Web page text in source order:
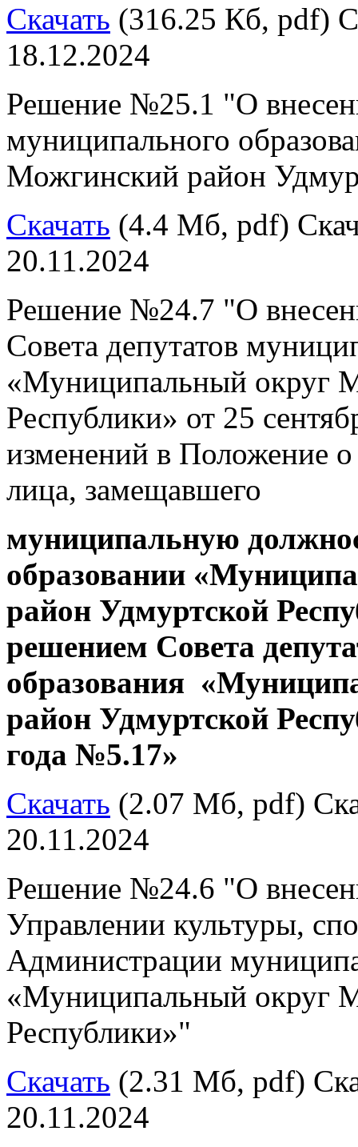
Скачать (316.25 Кб, pdf)
18.12.2024
Решение №25.1 "О
муниципального
Можгинский район
Скачать (4.4 Мб, pdf)
20.11.2024
Решение №24.7 "О
Совета депутатов
«Муниципальный округ
Республики» от 25
изменений в Положение
лица, замещавшего
муниципальную
образовании
район Удмуртской
решением Совета
образования
район Удмуртской
года №5.17»
Скачать (2.07 Мб, pdf)
20.11.2024
Решение №24.6 "О
Управлении культуры,
Администрации
«Муниципальный округ
Республики»"
Скачать (2.31 Мб, pdf)
20.11.2024